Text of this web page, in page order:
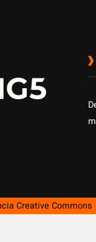
Creative Commons